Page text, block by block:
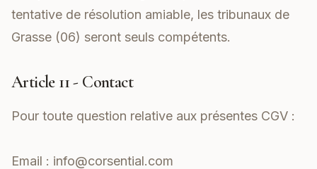
tentative de résolution amiable, les tribunaux de
Grasse (06) seront seuls compétents.
Article 11 - Contact
Pour toute question relative aux présentes CGV :
Email : info@corsential.com